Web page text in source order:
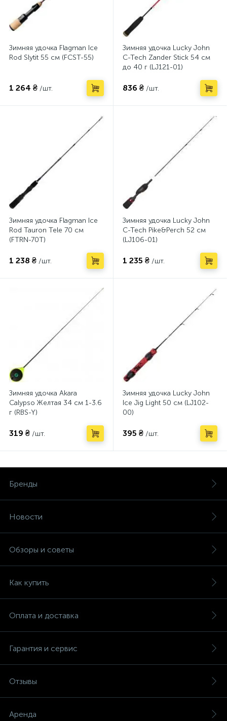
Зимняя удочка Flagman Ice
Rod Slytit 55 см (FCST-55)
1 264 ₴ /шт.
Зимняя удочка Lucky John
C-Tech Zander Stick 54 см
до 40 г (LJ121-01)
836 ₴ /шт.
Зимняя удочка Flagman Ice
Rod Tauron Tele 70 см
(FTRN-70T)
1 238 ₴ /шт.
Зимняя удочка Lucky John
C-Tech Pike&Perch 52 см
(LJ106-01)
1 235 ₴ /шт.
Зимняя удочка Akara
Calypso Желтая 34 см 1-3.6
г (RBS-Y)
319 ₴ /шт.
Зимняя удочка Lucky John
Ice Jig Light 50 см (LJ102-
00)
395 ₴ /шт.
Бренды
Новости
Обзоры и советы
Как купить
Оплата и доставка
Гарантия и сервис
Отзывы
Аренда